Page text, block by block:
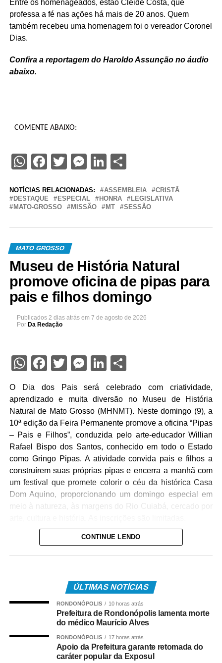
Entre os homenageados, estão Cleide Costa, que
professa a fé nas ações há mais de 20 anos. Quem
também recebeu uma homenagem foi o vereador Coronel
Dias.
Confira a reportagem do Haroldo Assunção no áudio
abaixo.
COMENTE ABAIXO:
WhatsApp
Facebook
Twitter
Messenger
LinkedIn
Share
NOTÍCIAS RELACIONADAS: ASSEMBLEIA
CRISTÃ
DESTAQUE
ESPECIAL HONRA
LEGISLATIVA
MATO-GROSSO
MISSÃO MT SESSÃO
MATO GROSSO
Museu de História Natural
promove oficina de pipas para
pais e filhos domingo
Publicados 2 dias atrás em 7 de agosto de 2026
Por Da Redação
WhatsApp
Facebook
Twitter
Messenger
LinkedIn
Share
O Dia dos Pais será celebrado com criatividade,
aprendizado e muita diversão no Museu de História
Natural de Mato Grosso (MHNMT). Neste domingo (9), a
10ª edição da Feira Permanente promove a oficina “Pipas
– Pais e Filhos”, conduzida pelo arte-educador Willian
Rafael Bispo dos Santos, conhecido em todo o Estado
como Gringo Pipas. A atividade convida pais e filhos a
construírem suas próprias pipas e encerra a manhã com
um festival que promete colorir o céu da histórica Casa
Dom Aquino, proporcionando um domingo especial em
meio à natureza, às margens do Rio Cuiabá, cercado por
A oficina começa às 9h30 com uma conversa sobre a
confecção, montagem e equilíbrio da pipa e, ao final,
participam de um festival para colocar as criações no ar.
Durante toda a atividade haverá brincadeiras, interação e
sorteio de brindes.
“Mais do que ensinar a fazer uma pipa, queremos
proporcionar um momento em família. Muitos pais
CONTINUE LENDO
ÚLTIMAS NOTÍCIAS
RONDONÓPOLIS 10 horas atrás
Prefeitura de Rondonópolis lamenta morte
do médico Maurício Alves
RONDONÓPOLIS 17 horas atrás
Apoio da Prefeitura garante retomada do
caráter popular da Exposul